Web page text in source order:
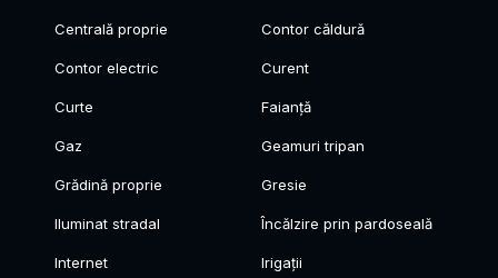
Centrală proprie Contor căldură
Contor electric Curent
Curte Faianță
Gaz Geamuri tripan
Grădină proprie Gresie
Iluminat stradal Încălzire prin pardoseală
Internet Irigații